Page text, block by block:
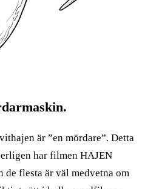
är ”en mördare”. Detta
har filmen HAJEN
de flesta är väl medvetna om